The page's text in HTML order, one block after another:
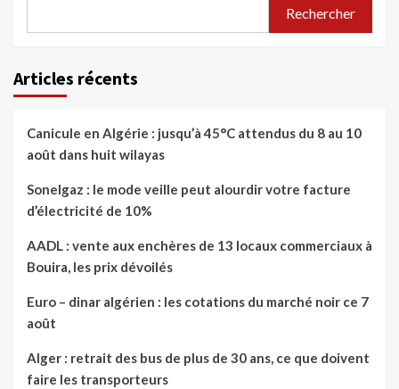
Rechercher
Articles récents
Canicule en Algérie : jusqu’à 45°C attendus du 8 au 10
août dans huit wilayas
Sonelgaz : le mode veille peut alourdir votre facture
d’électricité de 10%
AADL : vente aux enchères de 13 locaux commerciaux à
Bouira, les prix dévoilés
Euro – dinar algérien : les cotations du marché noir ce 7
août
Alger : retrait des bus de plus de 30 ans, ce que doivent
faire les transporteurs